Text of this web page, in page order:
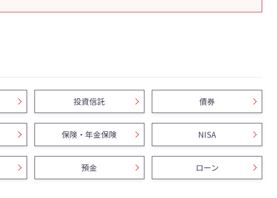
投資信託 債券
保険・年金保険 NISA
預金 ローン